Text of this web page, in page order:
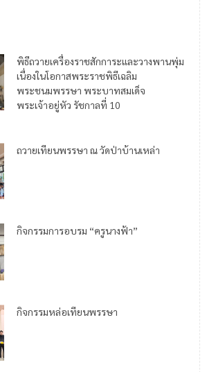
พิธีถวายเครื่องราชสักการะและวางพานพุ่ม
เนื่องในโอกาสพระราชพิธีเฉลิม
พระชนมพรรษา พระบาทสมเด็จ
พระเจ้าอยู่หัว รัชกาลที่ 10
ถวายเทียนพรรษา ณ วัดป่าบ้านเหล่า
กิจกรรมการอบรม “ครูนางฟ้า”
กิจกรรมหล่อเทียนพรรษา